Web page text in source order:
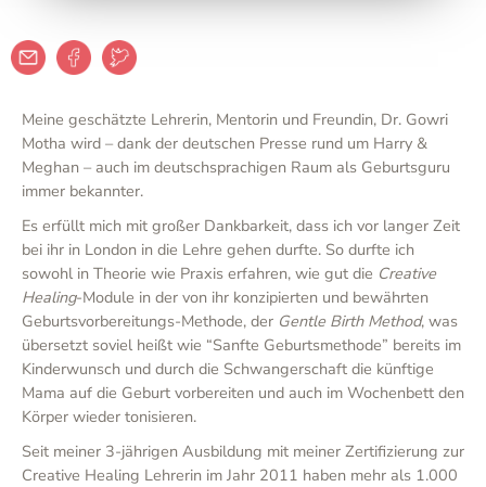
Meine geschätzte Lehrerin, Mentorin und Freundin, Dr. Gowri
Motha wird – dank der deutschen Presse rund um Harry &
Meghan – auch im deutschsprachigen Raum als Geburtsguru
immer bekannter.
Es erfüllt mich mit großer Dankbarkeit, dass ich vor langer Zeit
bei ihr in London in die Lehre gehen durfte. So durfte ich
sowohl in Theorie wie Praxis erfahren, wie gut die Creative
Healing-Module in der von ihr konzipierten und bewährten
Geburtsvorbereitungs-Methode, der Gentle Birth Method, was
übersetzt soviel heißt wie “Sanfte Geburtsmethode” bereits im
Kinderwunsch und durch die Schwangerschaft die künftige
Mama auf die Geburt vorbereiten und auch im Wochenbett den
Körper wieder tonisieren.
Seit meiner 3-jährigen Ausbildung mit meiner Zertifizierung zur
Creative Healing Lehrerin im Jahr 2011 haben mehr als 1.000